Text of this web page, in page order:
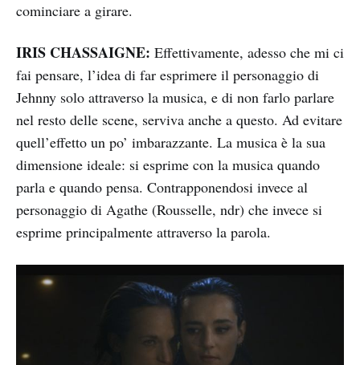
cominciare a girare.
IRIS CHASSAIGNE: Effettivamente, adesso che mi ci
fai pensare, l’idea di far esprimere il personaggio di
Jehnny solo attraverso la musica, e di non farlo parlare
nel resto delle scene, serviva anche a questo. Ad evitare
quell’effetto un po’ imbarazzante. La musica è la sua
dimensione ideale: si esprime con la musica quando
parla e quando pensa. Contrapponendosi invece al
personaggio di Agathe (Rousselle, ndr) che invece si
esprime principalmente attraverso la parola.